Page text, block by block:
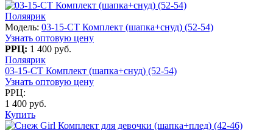
Поляярик
Модель: 03-15-CT Комплект (шапка+снуд) (52-54)
Узнать оптовую цену
РРЦ: 1 400 руб.
Поляярик
03-15-CT Комплект (шапка+снуд) (52-54)
Узнать оптовую цену
РРЦ:
1 400 руб.
Купить